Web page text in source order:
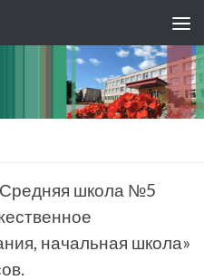
школа №5
начальная школа»